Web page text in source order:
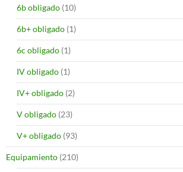
6b obligado (10)
6b+ obligado (1)
6c obligado (1)
IV obligado (1)
IV+ obligado (2)
V obligado (23)
V+ obligado (93)
Equipamiento (210)